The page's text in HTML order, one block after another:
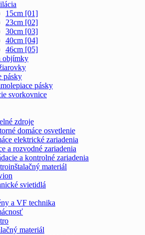
15cm [01]
23cm [02]
30cm [03]
40cm [04]
46cm [05]
objímky
pásky
pásky
svorkovnice
zdroje
domáce osvetlenie
elektrické zariadenia
a rozvodné zariadenia
a kontrolné zariadenia
materiál
svietidlá
a VF technika
materiál